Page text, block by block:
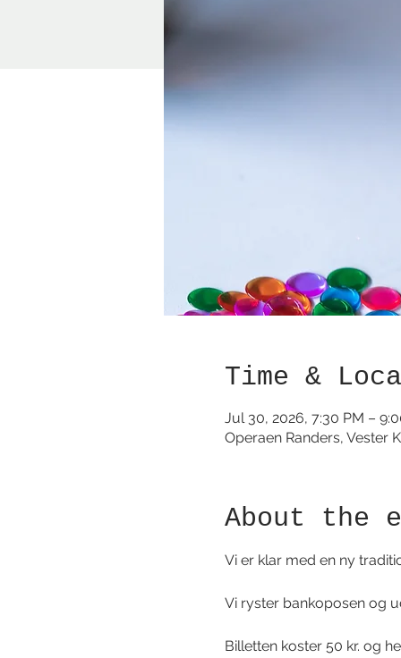
Time &
Jul 30, 2026, 7:30 PM –
Operaen Randers, Vester
About the
Vi er klar med en ny
Vi ryster bankoposen og
Billetten koster 50 kr. og